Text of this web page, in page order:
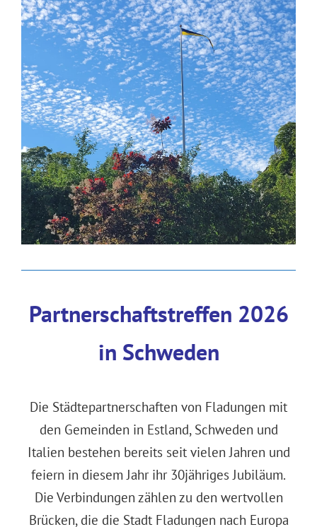
Partnerschaftstreffen 2026
in Schweden
Die Städtepartnerschaften von Fladungen mit
den Gemeinden in Estland, Schweden und
Italien bestehen bereits seit vielen Jahren und
feiern in diesem Jahr ihr 30jähriges Jubiläum.
Die Verbindungen zählen zu den wertvollen
Brücken, die die Stadt Fladungen nach Europa